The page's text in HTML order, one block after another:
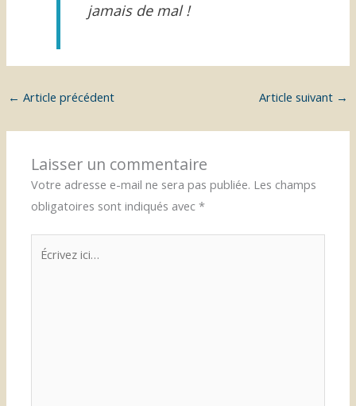
jamais de mal !
← Article précédent Article suivant →
Laisser un commentaire
Votre adresse e-mail ne sera pas publiée. Les champs
obligatoires sont indiqués avec*
Écrivez